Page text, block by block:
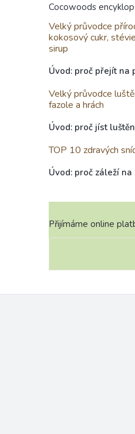
Cocowoods
Velký průvodce
kokosový cukr,
sirup
Úvod: proč přejít na
Velký průvodce
fazole a hrách
Úvod: proč jíst
TOP 10 zdravých
Úvod: proč záleží
Přijímáme online